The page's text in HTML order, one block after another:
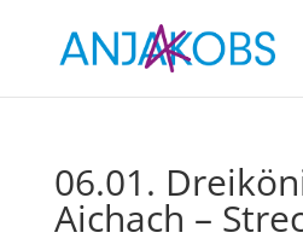
06.01.
Aichach –